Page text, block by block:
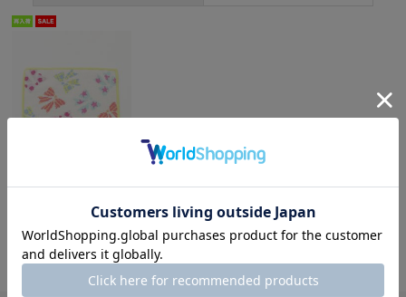
シェニール織ハンカチ
2,970円(税込)
62%OFF
1,100円(税込)